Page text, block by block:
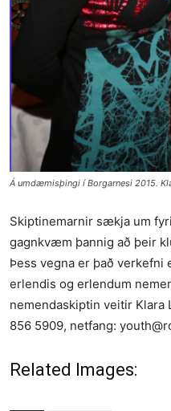
Á umdæmisþingi í Borgarnesi 2015.
Skiptinemarnir sækja um
gagnkvæm þannig að þeir
Þess vegna er það verkefni
erlendis og erlendum
nemendaskiptin veitir Klara
856 5909, netfang:
Related Images: